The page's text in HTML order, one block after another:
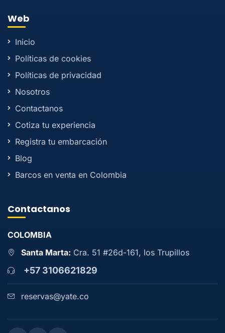
Web
Inicio
Políticas de cookies
Políticas de privacidad
Nosotros
Contactanos
Cotiza tu experiencia
Registra tu embarcación
Blog
Barcos en venta en Colombia
Contactanos
COLOMBIA
Santa Marta: Cra. 51 #26d-161, los Trupillos
+57 3106621829
reservas@yate.co